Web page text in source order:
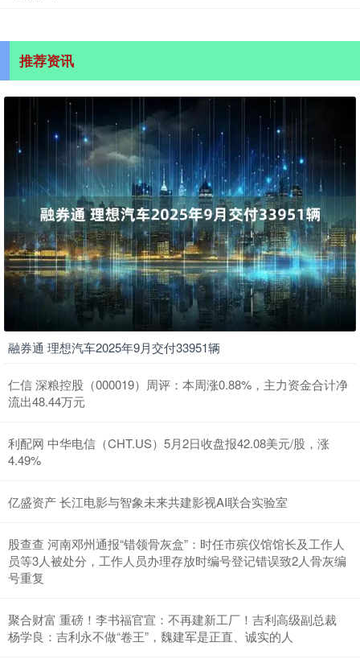
推荐资讯
融券通 理想汽车2025年9月交付33951辆
仁信 深粮控股（000019）周评：本周涨0.88%，主力资金合计净
流出48.44万元
利配网 中华电信（CHT.US）5月2日收盘报42.08美元/股，涨
4.49%
亿盛资产 长江电影与智象未来共建影视AI联合实验室
股查查 河南邓州通报“错领骨灰盒”：时任市殡仪馆馆长及工作人
员等3人被处分，工作人员办理存放时编号登记错误致2人骨灰编
号重复
聚合财富 重磅！李书福官宣：不再建新工厂！吉利高级副总裁
杨学良：吉利永不做“卷王”，魏建军是正直、诚实的人